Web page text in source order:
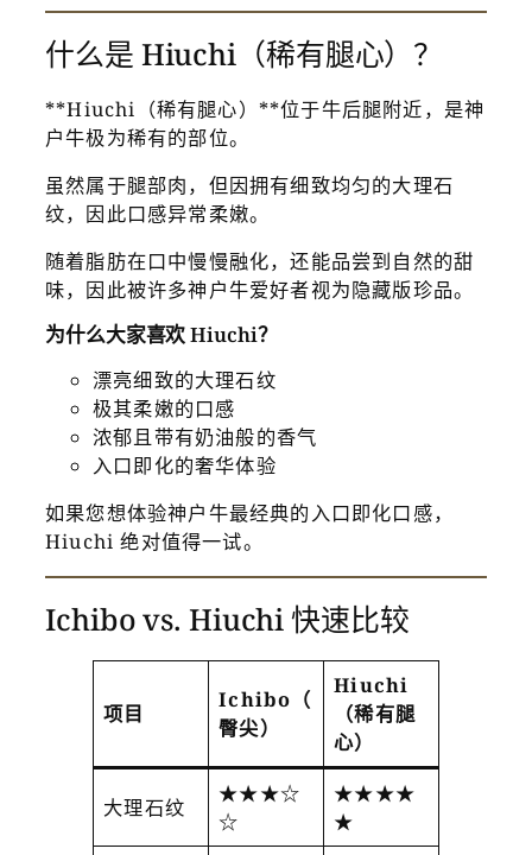
什么是 Hiuchi（稀有腿心）？
**Hiuchi（稀有腿心）**位于牛后腿附近，是神
户牛极为稀有的部位。
虽然属于腿部肉，但因拥有细致均匀的大理石
纹，因此口感异常柔嫩。
随着脂肪在口中慢慢融化，还能品尝到自然的甜
味，因此被许多神户牛爱好者视为隐藏版珍品。
为什么大家喜欢 Hiuchi？
漂亮细致的大理石纹
极其柔嫩的口感
浓郁且带有奶油般的香气
入口即化的奢华体验
如果您想体验神户牛最经典的入口即化口感，
Hiuchi 绝对值得一试。
Ichibo vs. Hiuchi 快速比较
项目
Ichibo（
臀尖）
Hiuchi
（稀有腿
心）
大理石纹
★★★☆
☆
★★★★
★